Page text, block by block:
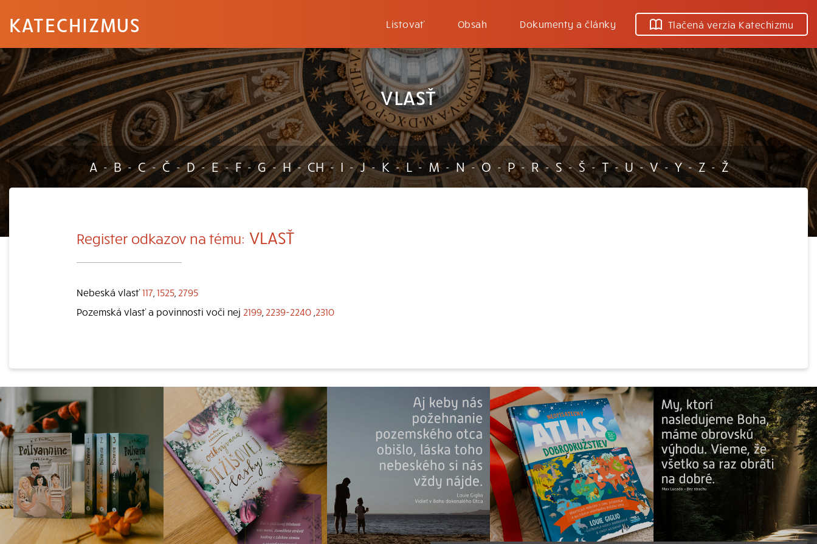
KATECHIZMUS Listovať Obsah Dokumenty a články Tlačená verzia Katechizmu
VLASŤ
A - B - C - Č - D - E - F - G - H - CH - I - J - K - L - M - N - O - P - R - S - Š - T - U - V - Y - Z - Ž
Register odkazov na tému: VLASŤ
Nebeská vlasť117 1525 2795
Pozemská vlasť a povinnosti voči nej 2199 2239-2240 2310